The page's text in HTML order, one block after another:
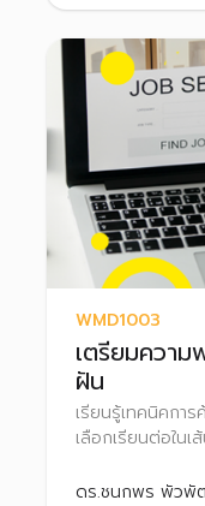
WMD1003
เตรียมควา
ฝัน
เรียนรู้เทคนิคกา
เลือกเรียนต่อในเ
ดร.ชนกพร พัว